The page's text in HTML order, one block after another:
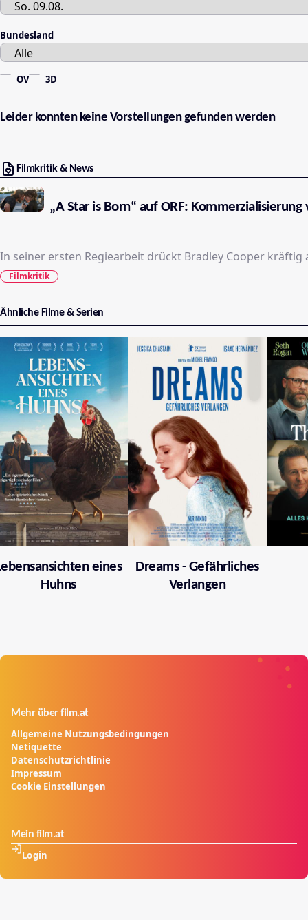
Bundesland
OV 3D
Leider konnten keine Vorstellungen gefunden werden
Filmkritik & News
„A Star is Born“ auf ORF:
In seiner ersten Regiearbeit drückt Bradley Cooper kräftig
Filmkritik
Ähnliche Filme & Serien
eines
Huhns
Dreams - Gefährliches
Verlangen
Mehr über film.at
Allgemeine Nutzungsbedingungen
Netiquette
Datenschutzrichtlinie
Impressum
Cookie Einstellungen
Mein film.at
Login